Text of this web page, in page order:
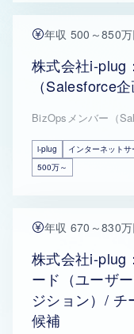
年収 500～850万
株式会社i-plug
（Salesforce
BizOpsメンバー（
i-plug インターネットサ
500万～
年収 670～830万
株式会社i-plug
ード（ユーザ
ジション）/ チ
候補